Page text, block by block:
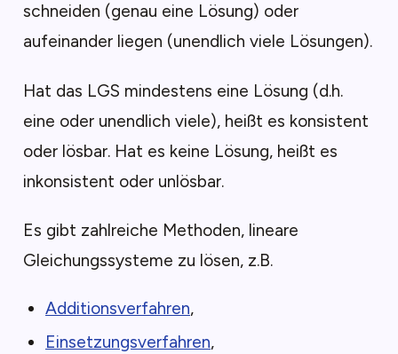
schneiden (genau eine Lösung) oder
aufeinander liegen (unendlich viele Lösungen).
Hat das LGS mindestens eine Lösung (d.h.
eine oder unendlich viele), heißt es konsistent
oder lösbar. Hat es keine Lösung, heißt es
inkonsistent oder unlösbar.
Es gibt zahlreiche Methoden, lineare
Gleichungssysteme zu lösen, z.B.
Additionsverfahren,
Einsetzungsverfahren,